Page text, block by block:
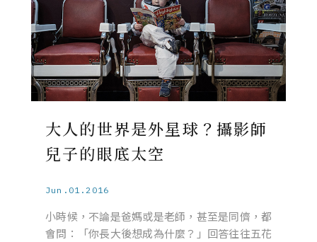
大人的世界是外星球？攝影師
兒子的眼底太空
Jun.01.2016
小時候，不論是爸媽或是老師，甚至是同儕，都
會問：「你長大後想成為什麼？」回答往往五花